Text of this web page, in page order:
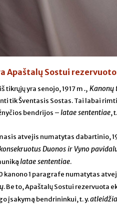
Apaštalų Sostui
tikrųjų yra senojo, 1917 m., Kanonų
tik Šventasis Sostas. Tai labai
bendrijos –latae sententiae,
atvejis numatytas dabartinio,
Duonos ir Vyno
latae sententiae.
kanono 1 paragrafe numatytas
. Be to, Apaštalų Sostui rezervuota
įsakymą bendrininkui, t. y.